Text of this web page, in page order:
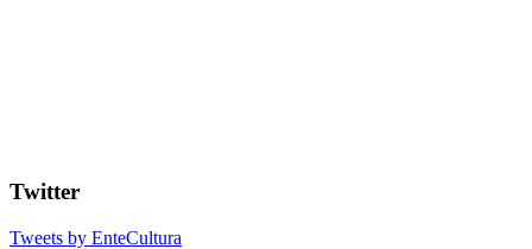
Twitter
Tweets by EnteCultura